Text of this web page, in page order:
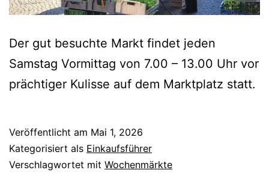
Der gut besuchte Markt findet jeden
Samstag Vormittag von 7.00 – 13.00 Uhr vor
prächtiger Kulisse auf dem Marktplatz statt.
Veröffentlicht am Mai 1, 2026
Kategorisiert als Einkaufsführer
Verschlagwortet mit Wochenmärkte